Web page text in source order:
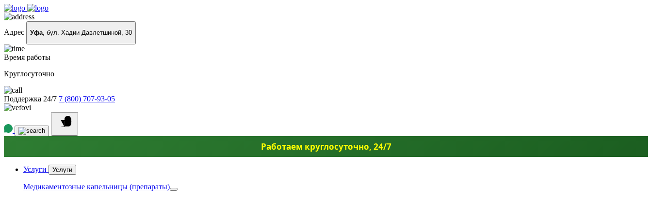
Адрес Уфа, бул. Хадии Давлетшиной, 30
Время работы
Круглосуточно
Поддержка 24/7 7 (800) 707-93-05
Работаем круглосуточно, 24/7
Услуги Услуги
Медикаментозные капельницы (препараты)